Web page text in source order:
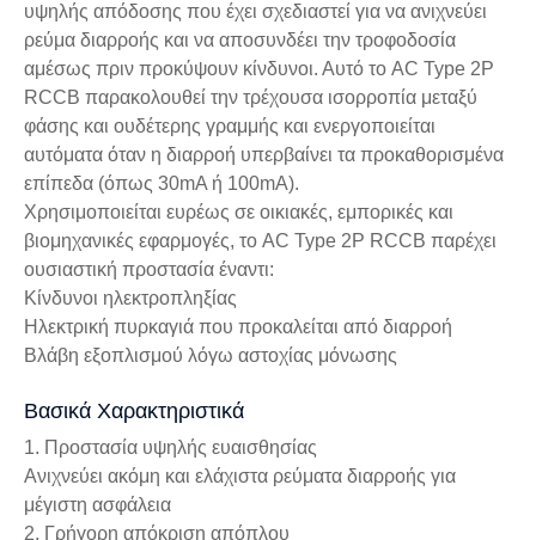
υψηλής απόδοσης που έχει σχεδιαστεί για να ανιχνεύει
ρεύμα διαρροής και να αποσυνδέει την τροφοδοσία
αμέσως πριν προκύψουν κίνδυνοι. Αυτό το AC Type 2P
RCCB παρακολουθεί την τρέχουσα ισορροπία μεταξύ
φάσης και ουδέτερης γραμμής και ενεργοποιείται
αυτόματα όταν η διαρροή υπερβαίνει τα προκαθορισμένα
επίπεδα (όπως 30mA ή 100mA).
Χρησιμοποιείται ευρέως σε οικιακές, εμπορικές και
βιομηχανικές εφαρμογές, το AC Type 2P RCCB παρέχει
ουσιαστική προστασία έναντι:
Κίνδυνοι ηλεκτροπληξίας
Ηλεκτρική πυρκαγιά που προκαλείται από διαρροή
Βλάβη εξοπλισμού λόγω αστοχίας μόνωσης
Βασικά Χαρακτηριστικά
1. Προστασία υψηλής ευαισθησίας
Ανιχνεύει ακόμη και ελάχιστα ρεύματα διαρροής για
μέγιστη ασφάλεια
2. Γρήγορη απόκριση απόπλου